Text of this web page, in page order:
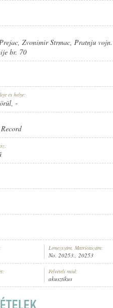
,PRATNJU VOJN. GLAZBE C. I
, Zvonimir Strmac, Pratnju
br. 70
és helye:
, -
Lemezszám, Matricaszám:
No. 20253., 20253
Felvételi mód:
akusztikus